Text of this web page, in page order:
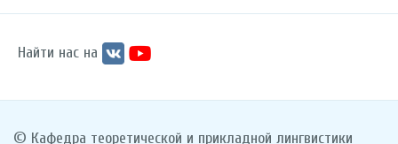
Найти нас на
© Кафедра теоретической и прикладной лингвистики